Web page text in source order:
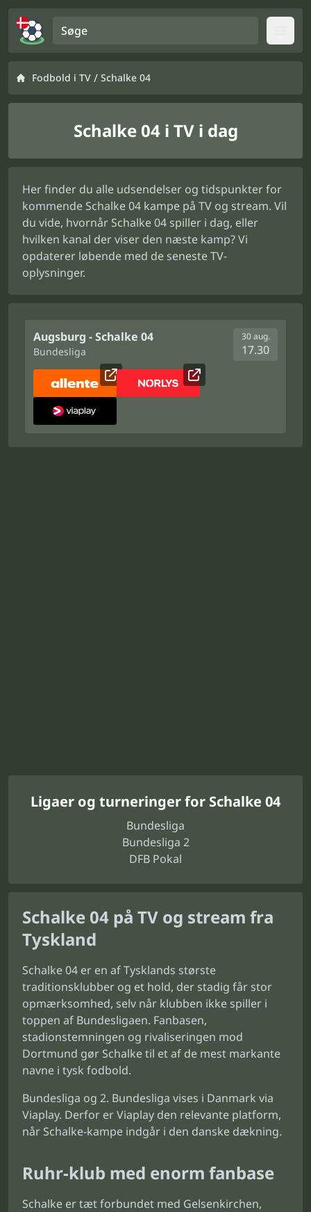
Fodbold i TV / Schalke 04
Schalke 04 i TV i dag
Her finder du alle udsendelser og tidspunkter for
kommende Schalke 04 kampe på TV og stream. Vil
du vide, hvornår Schalke 04 spiller i dag, eller
hvilken kanal der viser den næste kamp? Vi
opdaterer løbende med de seneste TV-
oplysninger.
Augsburg - Schalke 04
Bundesliga
30 aug.
17.30
Ligaer og turneringer for Schalke 04
Bundesliga
Bundesliga 2
DFB Pokal
Schalke 04 på TV og stream fra
Tyskland
Schalke 04 er en af Tysklands største
traditionsklubber og et hold, der stadig får stor
opmærksomhed, selv når klubben ikke spiller i
toppen af Bundesligaen. Fanbasen,
stadionstemningen og rivaliseringen mod
Dortmund gør Schalke til et af de mest markante
navne i tysk fodbold.
Bundesliga og 2. Bundesliga vises i Danmark via
Viaplay. Derfor er Viaplay den relevante platform,
når Schalke-kampe indgår i den danske dækning.
Ruhr-klub med enorm fanbase
Schalke er tæt forbundet med Gelsenkirchen,